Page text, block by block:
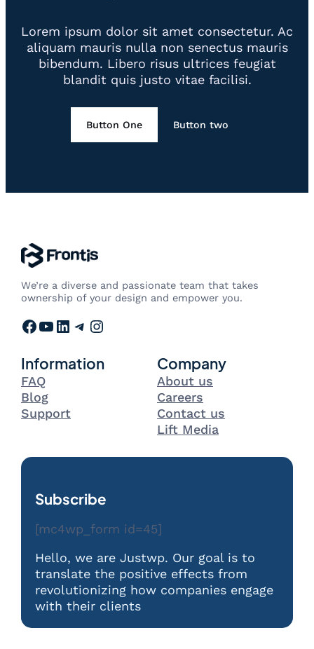
Lorem ipsum dolor sit amet consectetur. Ac
aliquam mauris nulla non senectus mauris
bibendum. Libero risus ultrices feugiat
blandit quis justo vitae facilisi.
Button One Button two
We’re a diverse and passionate team that takes
ownership of your design and empower you.
Facebook YouTube LinkedIn Telegram Instagram
Information
FAQ
Blog
Support
Company
About us
Careers
Contact us
Lift Media
Subscribe
[mc4wp_form id=45]
Hello, we are Justwp. Our goal is to
translate the positive effects from
revolutionizing how companies engage
with their clients